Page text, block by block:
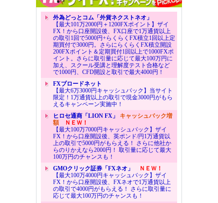
外為どっとコム「外貨ネクストネオ」
【最大101万2000円＋1200FXポイント】ザイ
FX！から口座開設後、FX口座で1万通貨以上
の取引1回で5000円+らくらくFX積立1回以上定
期買付で3000円。さらにらくらくFX積立開設
200FXポイント＆定期買付1回以上で1000FXポ
イント。さらに取引量に応じて最大100万円に
加え、スクール受講と理解度テスト合格など
で1000円、CFD開設と取引で最大4000円！
FXブロードネット
【最大6万3000円キャッシュバック】当サイト
限定！1万通貨以上の取引で現金3000円がもら
えるキャンペーン実施中！
ヒロセ通商「LION FX」 キャッシュバック増
額ＮＥＷ！
【最大100万7000円キャッシュバック】ザイ
FX！から口座開設後、英ポンド/円1万通貨以
上の取引で5000円がもらえる！ さらに他社か
らのりかえなら2000円！ 取引量に応じて最大
100万円のチャンスも！
GMOクリック証券「FXネオ」
ＮＥＷ！
【最大100万4000円キャッシュバック】ザイ
FX！から口座開設後、FXネオで1万通貨以上
の取引で4000円がもらえる！ さらに取引量に
応じて最大100万円のチャンスも！